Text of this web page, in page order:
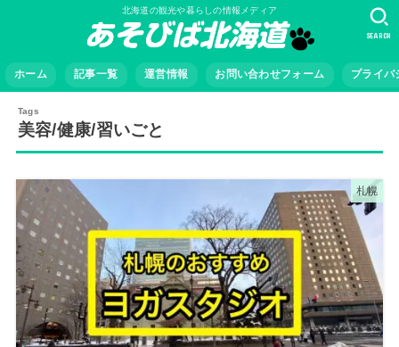
北海道の観光や暮らしの情報メディア
ホーム 記事一覧 運営情報 お問い合わせフォーム プライバ
SEARCH
美容/健康/習いごと
札幌